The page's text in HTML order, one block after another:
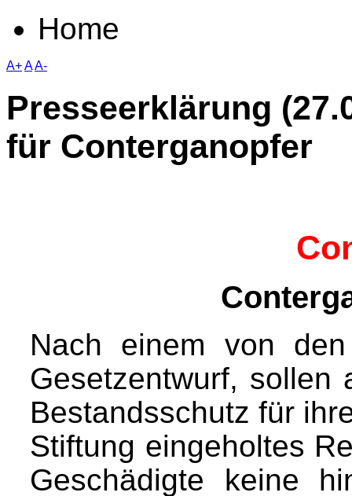
Home
A+AA-
Presseerklärung
für Conterganopfer
Nach einem von
Gesetzentwurf, sollen
Bestandsschutz für
Stiftung eingeholtes
Geschädigte keine